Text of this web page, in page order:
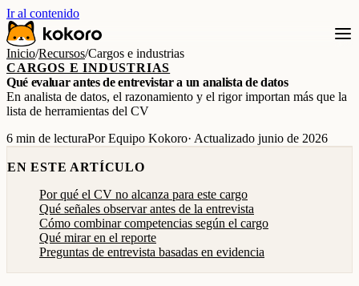
Ir al contenido
Inicio/Recursos/Cargos e industrias
CARGOS E INDUSTRIAS
Qué evaluar antes de entrevistar a un analista de datos
En analista de datos, el razonamiento y el rigor importan más que la
lista de herramientas del CV
6 min de lecturaPor Equipo Kokoro· Actualizado junio de 2026
EN ESTE ARTÍCULO
Por qué el CV no alcanza para este cargo
Qué señales observar antes de la entrevista
Cómo combinar competencias según el cargo
Qué mirar en el reporte
Preguntas de entrevista basadas en evidencia